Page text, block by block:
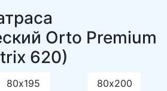
Orto Premium
620)
80х195 80х200